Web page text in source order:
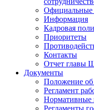
Официальные
Информация
Кадровая
Приоритеты
Контакты
Отчет главы
Документы
Положение
Регламент
Нормативные
Регламенты